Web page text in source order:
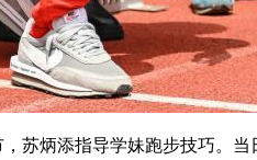
炳添指导学妹跑步技巧。当